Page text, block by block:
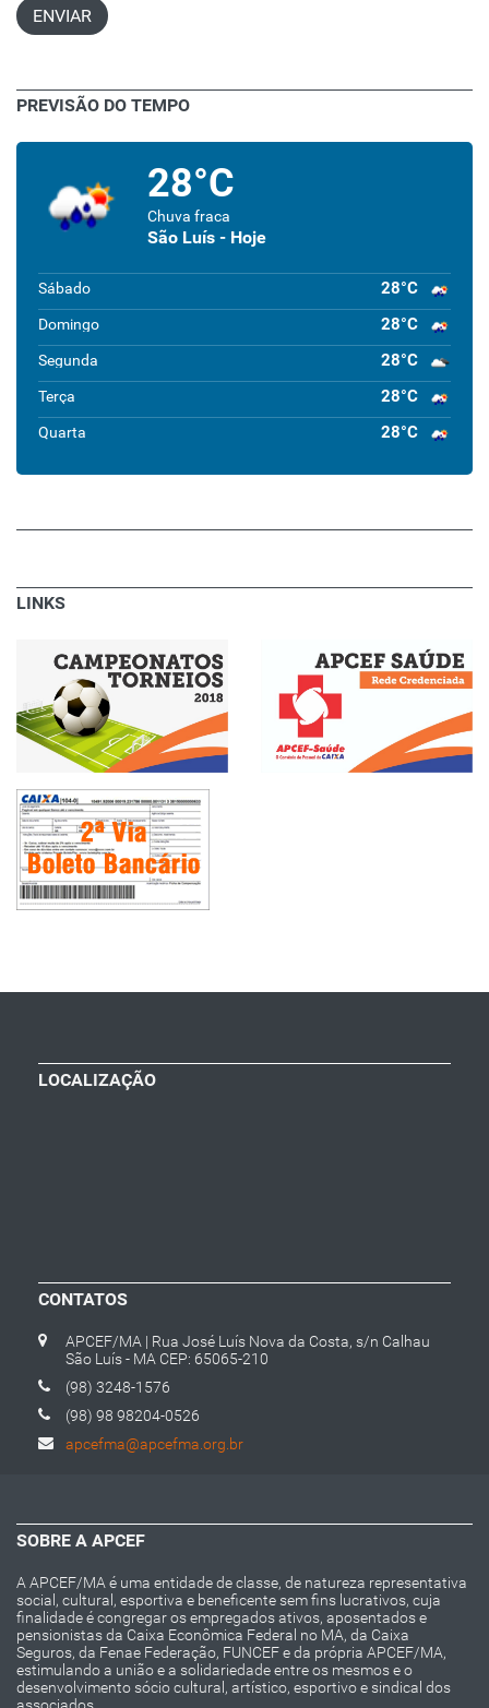
ENVIAR
PREVISÃO DO TEMPO
28°C
Chuva fraca
São Luís - Hoje
Sábado 28°C
Domingo 28°C
Segunda 28°C
Terça 28°C
Quarta 28°C
LINKS
LOCALIZAÇÃO
CONTATOS
APCEF/MA | Rua José Luís Nova da Costa, s/n Calhau
São Luís - MA CEP: 65065-210
(98) 3248-1576
(98) 98 98204-0526
apcefma@apcefma.org.br
SOBRE A APCEF
A APCEF/MA é uma entidade de classe, de natureza representativa
social, cultural, esportiva e beneficente sem fins lucrativos, cuja
finalidade é congregar os empregados ativos, aposentados e
pensionistas da Caixa Econômica Federal no MA, da Caixa
Seguros, da Fenae Federação, FUNCEF e da própria APCEF/MA,
estimulando a união e a solidariedade entre os mesmos e o
desenvolvimento sócio cultural, artístico, esportivo e sindical dos